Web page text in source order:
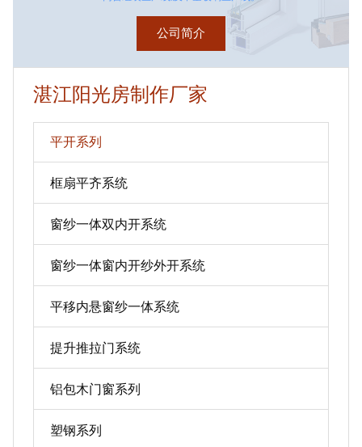
公司简介
湛江阳光房制作厂家
平开系列
框扇平齐系统
窗纱一体双内开系统
窗纱一体窗内开纱外开系统
平移内悬窗纱一体系统
提升推拉门系统
铝包木门窗系列
塑钢系列